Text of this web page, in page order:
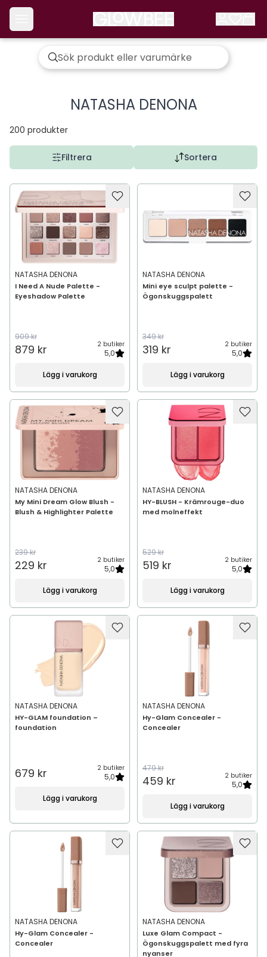
NATASHA DENONA
200 produkter
Filtrera Sortera
NATASHA DENONA
I Need A Nude Palette -
Eyeshadow Palette
909 kr
879 kr 2 butiker
5,0
Lägg i varukorg
NATASHA DENONA
Mini eye sculpt palette -
Ögonskuggspalett
349 kr
319 kr 2 butiker
5,0
Lägg i varukorg
NATASHA DENONA
My Mini Dream Glow Blush -
Blush & Highlighter Palette
239 kr
229 kr 2 butiker
5,0
Lägg i varukorg
NATASHA DENONA
HY-BLUSH - Krämrouge-duo
med molneffekt
529 kr
519 kr 2 butiker
5,0
Lägg i varukorg
NATASHA DENONA
HY-GLAM foundation –
foundation
679 kr 2 butiker
5,0
Lägg i varukorg
NATASHA DENONA
Hy-Glam Concealer -
Concealer
479 kr
459 kr 2 butiker
5,0
Lägg i varukorg
NATASHA DENONA
Hy-Glam Concealer -
Concealer
NATASHA DENONA
Luxe Glam Compact -
Ögonskuggspalett med fyra
nyanser